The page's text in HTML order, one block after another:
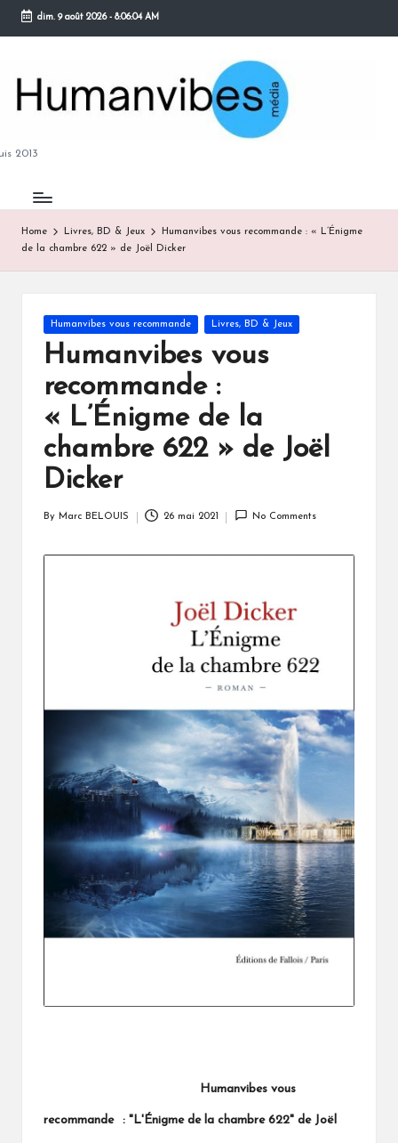
Skip
content
dim. 9 août 2026- 8:06:05 AM
2013
Home Livres, BD & Jeux
Humanvibes vous recommande : « L’Énigme
de la chambre 622 » de Joël Dicker
Posted
in
Humanvibes vous recommande Livres, BD & Jeux
Humanvibes vous
recommande :
« L’Énigme de la
chambre 622 » de Joël
Dicker
By Marc BELOUIS 26 mai 2021 No Comments
Humanvibes vous
recommande : "L'Énigme de la chambre 622" de Joël